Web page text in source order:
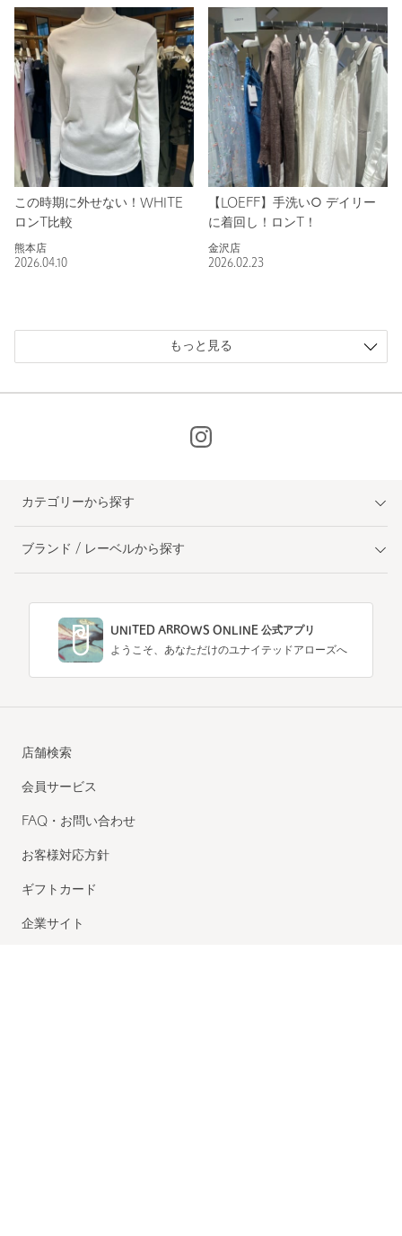
この時期に外せない！WHITE
ロンT比較
熊本店
2026.04.10
【LOEFF】手洗い○ デイリー
に着回し！ロンT！
金沢店
2026.02.23
もっと見る
カテゴリーから探す
ブランド / レーベルから探す
UNITED ARROWS ONLINE 公式アプリ
ようこそ、あなただけのユナイテッドアローズへ
店舗検索
会員サービス
FAQ・お問い合わせ
お客様対応方針
ギフトカード
企業サイト